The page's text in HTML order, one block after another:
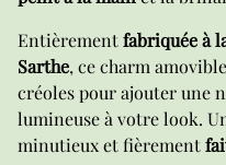
Entièrementfabriquée à
Sarthe, ce charm
créoles pour ajouter une
lumineuse à votre look.
minutieux et fièrement